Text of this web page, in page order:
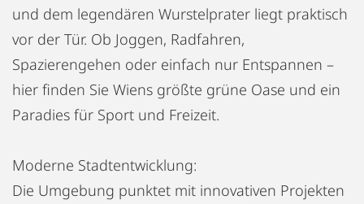
und dem legendären Wurstelprater liegt praktisch
vor der Tür. Ob Joggen, Radfahren,
Spazierengehen oder einfach nur Entspannen –
hier finden Sie Wiens größte grüne Oase und ein
Paradies für Sport und Freizeit.
Moderne Stadtentwicklung:
Die Umgebung punktet mit innovativen Projekten